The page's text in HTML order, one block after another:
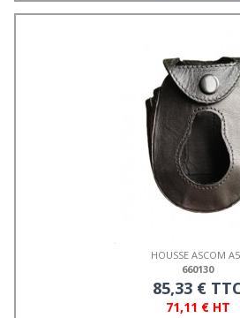
HOUSSE ASCOM
660130
85,33 €
71,11 € HT